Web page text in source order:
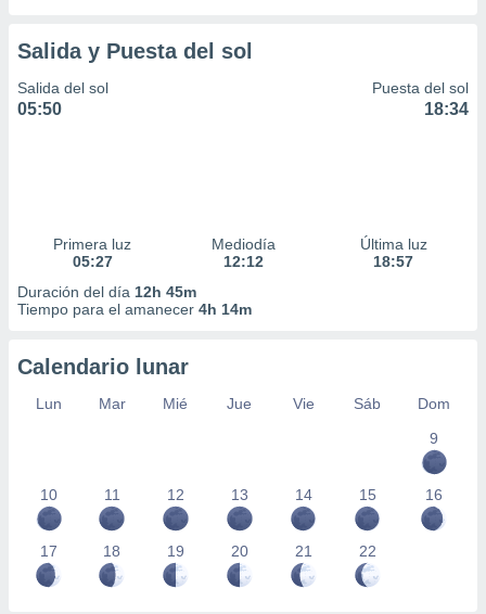
Salida y Puesta del sol
Salida del sol
05:50
Puesta del sol
18:34
Primera luz
05:27
Mediodía
12:12
Última luz
18:57
Duración del día 12h 45m
Tiempo para el amanecer 4h 14m
Calendario lunar
Lun Mar Mié Jue Vie Sáb
Dom
9
10 11 12 13 14 15 16
17 18 19 20 21 22